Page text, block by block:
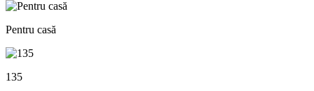
Pentru casă
135